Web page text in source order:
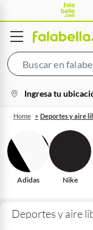
location-
icon
Ingresa tu
Home Deportes y aire
Adidas Nike
Deportes y aire